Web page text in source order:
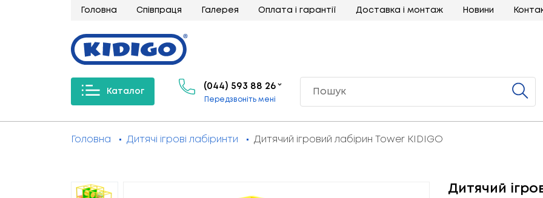
Головна Співпраця Галерея Оплата і гарантії Доставка і монтаж Новини
Каталог
(044) 593 88 26
Передзвоніть мені
Головна Дитячі ігрові лабіринти Дитячий ігровий лабірин Tower KIDIGO
Дитячий